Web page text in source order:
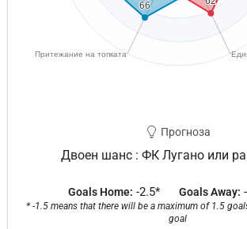
Прогноза
Двоен шанс : ФК Лугано или
Goals Home: -2.5* Goals Away:
* -1.5 means that there will be a maximum of 1.5
goal